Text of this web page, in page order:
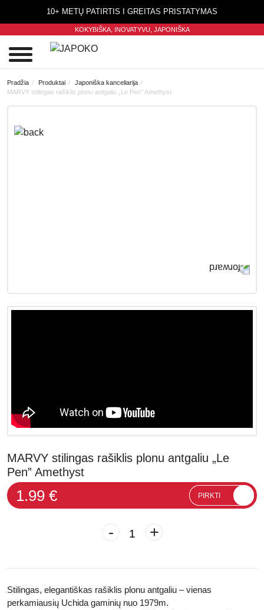
10+ METŲ PATIRTIS I GREITAS PRISTATYMAS
KOKYBIŠKA, INOVATYVU, JAPONIŠKA
Pradžia Produktai
Japoniška kanceliarija
MARVY stilingas rašiklis plonu antgaliu „Le Pen” Amethyst
MARVY stilingas rašiklis plonu antgaliu „Le
Pen” Amethyst
1.99 € PIRKTI
- +
Stilingas, elegantiškas rašiklis plonu antgaliu – vienas
perkamiausių Uchida gaminių nuo 1979m.